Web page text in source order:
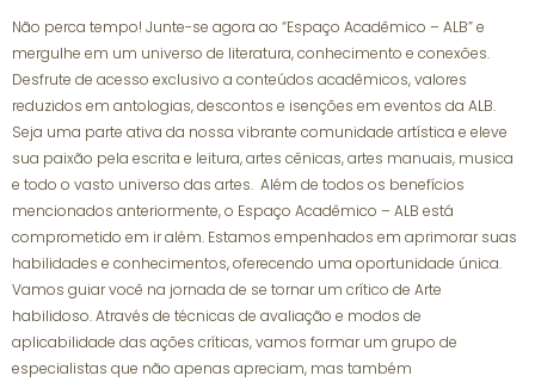
Não perca tempo! Junte-se agora ao “Espaço Acadêmico – ALB” e
mergulhe em um universo de literatura, conhecimento e conexões.
Desfrute de acesso exclusivo a conteúdos acadêmicos, valores
reduzidos em antologias, descontos e isenções em eventos da ALB.
Seja uma parte ativa da nossa vibrante comunidade artística e eleve
sua paixão pela escrita e leitura, artes cênicas, artes manuais, musica
e todo o vasto universo das artes. Além de todos os benefícios
mencionados anteriormente, o Espaço Acadêmico – ALB está
comprometido em ir além. Estamos empenhados em aprimorar suas
habilidades e conhecimentos, oferecendo uma oportunidade única.
Vamos guiar você na jornada de se tornar um crítico de Arte
habilidoso. Através de técnicas de avaliação e modos de
aplicabilidade das ações críticas, vamos formar um grupo de
especialistas que não apenas apreciam, mas também